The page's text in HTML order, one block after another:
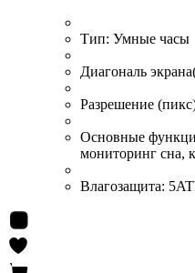
Тип: Умные часы
Диагональ
Разрешение
Основные
мониторинг сна,
Влагозащита: